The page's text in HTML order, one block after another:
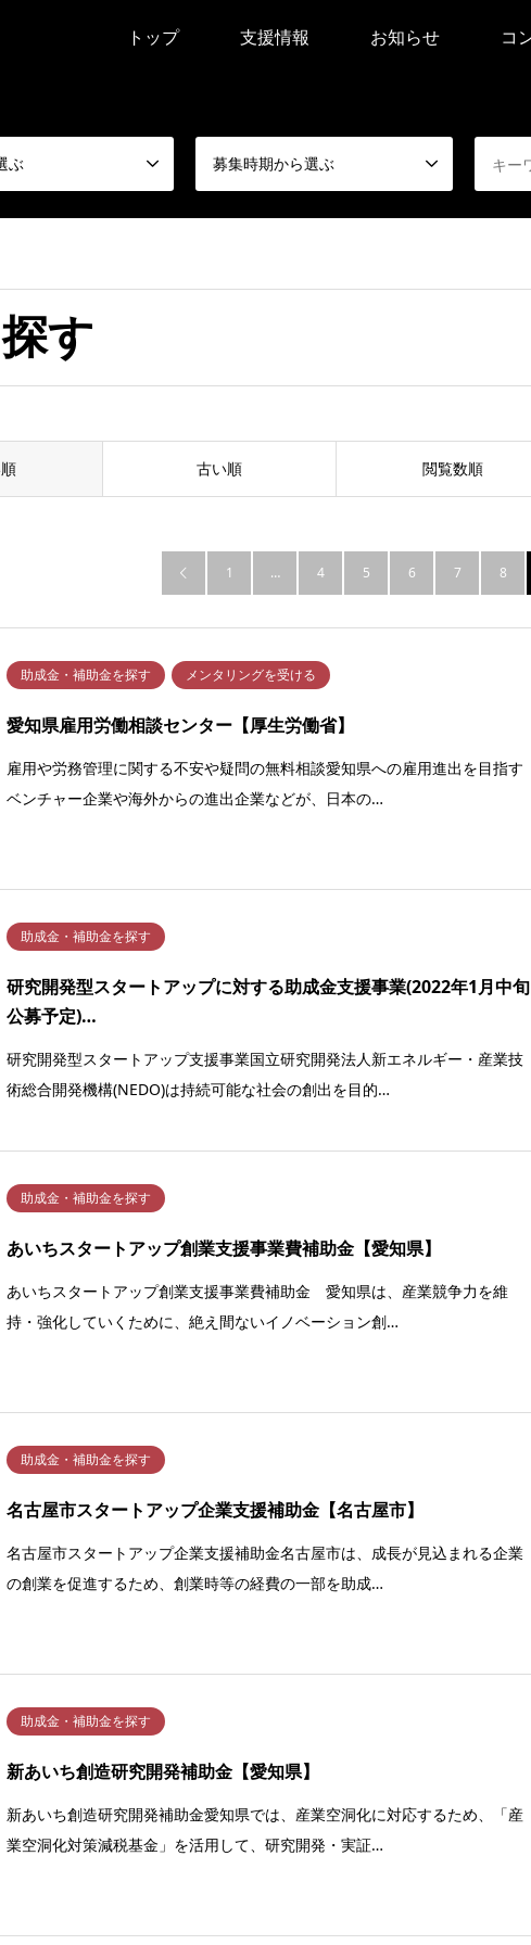
トップ 支援情報 お知らせ コ
ぶ 募集時期から選ぶ
す
古い順 閲覧数順
 1 … 4 5 6 7 8
助成金・補助金を探す メンタリングを受ける
愛知県雇用労働相談センター【厚生労働省】
雇用や労務管理に関する不安や疑問の無料相談愛知県への雇用進出を目指す
ベンチャー企業や海外からの進出企業などが、日本の…
助成金・補助金を探す
研究開発型スタートアップに対する助成金支援事業(2022年1月中旬
公募予定)…
研究開発型スタートアップ支援事業国立研究開発法人新エネルギー・産業技
術総合開発機構(NEDO)は持続可能な社会の創出を目的…
助成金・補助金を探す
あいちスタートアップ創業支援事業費補助金【愛知県】
あいちスタートアップ創業支援事業費補助金 愛知県は、産業競争力を維
持・強化していくために、絶え間ないイノベーション創…
助成金・補助金を探す
名古屋市スタートアップ企業支援補助金【名古屋市】
名古屋市スタートアップ企業支援補助金名古屋市は、成長が見込まれる企業
の創業を促進するため、創業時等の経費の一部を助成…
助成金・補助金を探す
新あいち創造研究開発補助金【愛知県】
新あいち創造研究開発補助金愛知県では、産業空洞化に対応するため、「産
業空洞化対策減税基金」を活用して、研究開発・実証…